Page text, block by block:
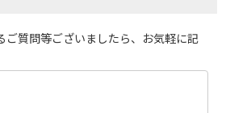
ご質問等ございましたら、お気軽に記